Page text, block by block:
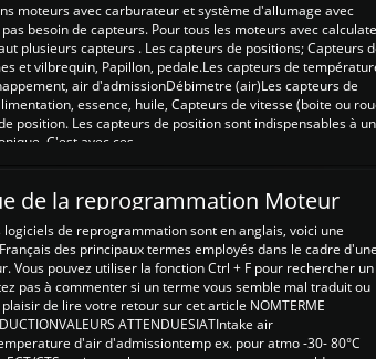
moteurs avec carburateur et système d'allumage avec
besoin de capteurs. Pour tous les moteurs avec
plusieurs capteurs . Les capteurs de positions; Capteurs
et vilbrequin, Papillon, pedale.Les capteurs de
air d'admissionDébimetre (air)Les capteurs de
essence, huile, Capteurs de vitesse (boite ou
position. Les capteurs de position sont indispensables à
C'est avec ces ...
de la reprogrammation Moteur
logiciels de reprogrammation sont en anglais, voici une
des principaux termes employés dans le cadre d'une
Vous pouvez utiliser la fonction Ctrl + F pour rechercher un
pas à commenter si un terme vous semble mal traduit ou
de lire votre retour sur cet article NOMTERME
ATTENDUESIATIntake air
d'air d'admissiontemp ex. pour atmo -30- 80°C